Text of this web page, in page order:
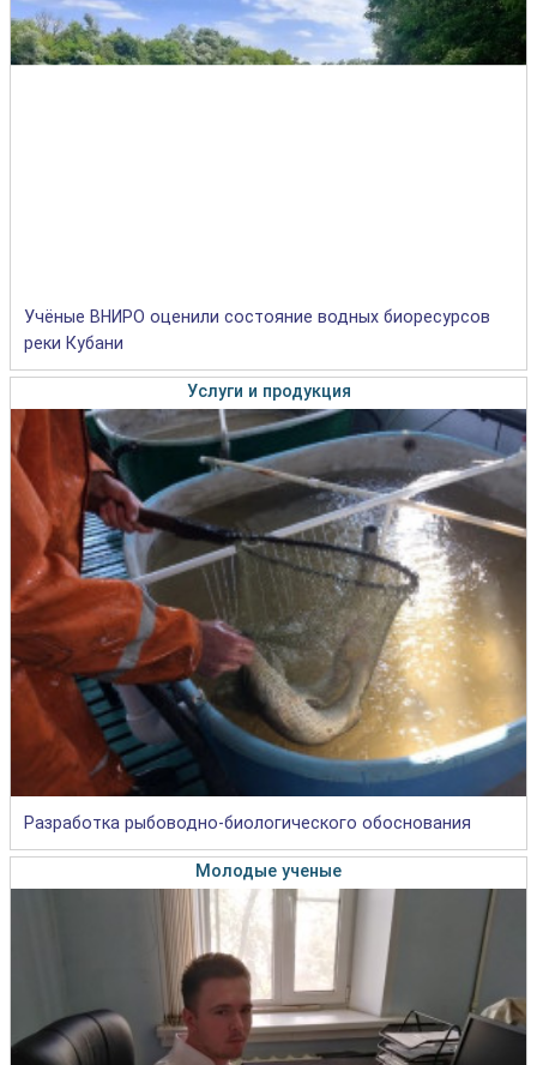
Учёные ВНИРО оценили состояние водных биоресурсов
реки Кубани
Услуги и продукция
Разработка рыбоводно-биологического обоснования
Молодые ученые